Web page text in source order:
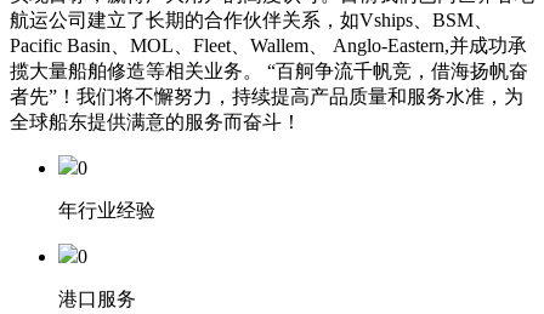
航运公司建立了长期的合作伙伴关系，如Vships、BSM、
Pacific Basin、MOL、Fleet、Wallem、 Anglo-Eastern,并成功承
揽大量船舶修造等相关业务。 “百舸争流千帆竞，借海扬帆奋
者先”！我们将不懈努力，持续提高产品质量和服务水准，为
全球船东提供满意的服务而奋斗！
0
年行业经验
0
港口服务